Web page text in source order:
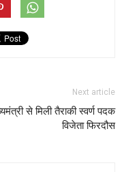
Next article
से मिली तैराकी स्वर्ण पदक
विजेता फिरदौस